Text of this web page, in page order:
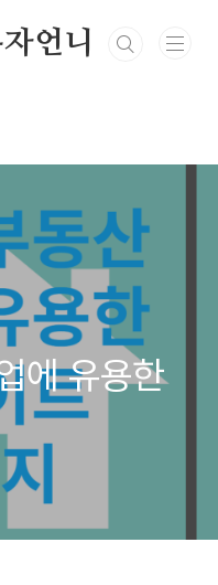
언니
에 유용한